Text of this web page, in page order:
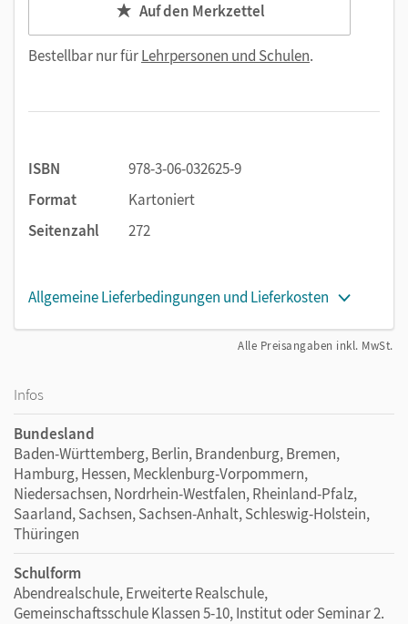
Auf den Merkzettel
Bestellbar nur fürLehrpersonen und Schulen.
ISBN
978-3-06-032625-9
Format
Kartoniert
Seitenzahl
272
Allgemeine Lieferbedingungen und Lieferkosten
Alle Preisangaben inkl. MwSt.
Infos
Bundesland
Baden-Württemberg, Berlin, Brandenburg, Bremen,
Hamburg, Hessen, Mecklenburg-Vorpommern,
Niedersachsen, Nordrhein-Westfalen, Rheinland-Pfalz,
Saarland, Sachsen, Sachsen-Anhalt, Schleswig-Holstein,
Thüringen
Schulform
Abendrealschule, Erweiterte Realschule,
Gemeinschaftsschule Klassen 5-10, Institut oder Seminar 2.